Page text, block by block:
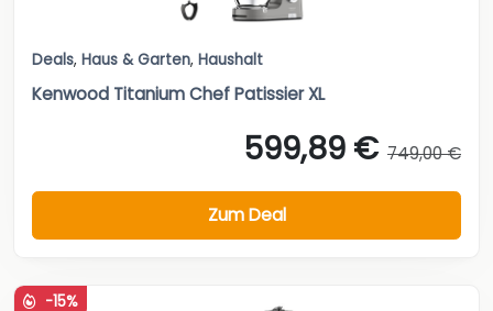
Deals, Haus & Garten, Haushalt
Kenwood Titanium Chef Patissier XL
599,89 € 749,00 €
Zum Deal
-15%